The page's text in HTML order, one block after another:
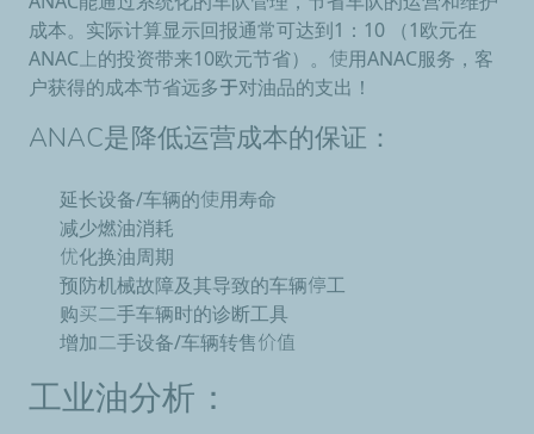
成本。实际计算显示回报通常可达到1：10 （1欧元在
ANAC上的投资带来10欧元节省）。使用ANAC服务，客
户获得的成本节省远多于对油品的支出 ！
ANAC是降低运营成本的保证：
延长设备/车辆的使用寿命
减少燃油消耗
优化换油周期
预防机械故障及其导致的车辆停工
购买二手车辆时的诊断工具
增加二手设备/车辆转售价值
工业油分析：